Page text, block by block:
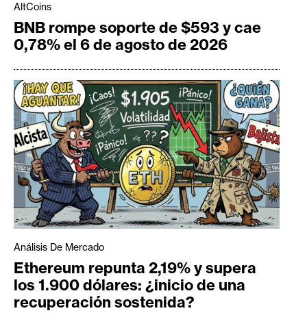
AltCoins
BNB rompe soporte de $593 y cae
0,78% el 6 de agosto de 2026
Análisis De Mercado
Ethereum repunta 2,19% y supera
los 1.900 dólares: ¿inicio de una
recuperación sostenida?